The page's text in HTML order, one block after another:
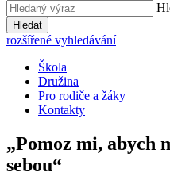
Hledat
rozšířené vyhledávání
Škola
Družina
Pro rodiče a žáky
Kontakty
„Pomoz mi, abych
sebou“